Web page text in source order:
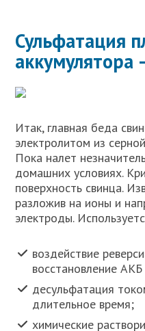
Сульфатация
аккумулятора
Итак, главная беда
электролитом из
Пока налет
домашних условиях.
поверхность свинца.
разложив на ионы и
электроды.
воздействие
восстановление
десульфатация
длительное время;
химические